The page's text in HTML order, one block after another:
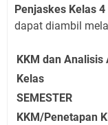
Penjaskes Kelas
dapat diambil
KKM dan Analisis
Kelas
SEMESTER
KKM/Penetapan